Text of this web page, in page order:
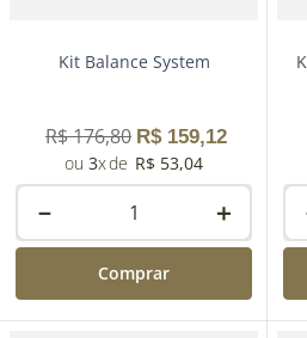
Kit Balance System
R$176,80 R$ 159,12
3
R$ 53,04
＋
－
Comprar